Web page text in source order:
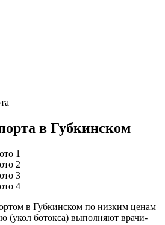
в Губкинском
в Губкинском по низким ценам
(укол ботокса) выполняют врачи-